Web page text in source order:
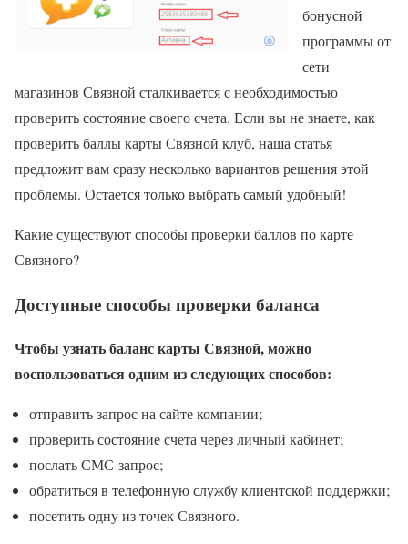
бонусной
программы от
сети
магазинов Связной сталкивается с необходимостью
проверить состояние своего счета. Если вы не знаете, как
проверить баллы карты Связной клуб, наша статья
предложит вам сразу несколько вариантов решения этой
проблемы. Остается только выбрать самый удобный!
Какие существуют способы проверки баллов по карте
Связного?
Доступные способы проверки баланса
Чтобы узнать баланс карты Связной, можно
воспользоваться одним из следующих способов:
отправить запрос на сайте компании;
проверить состояние счета через личный кабинет;
послать СМС-запрос;
обратиться в телефонную службу клиентской поддержки;
посетить одну из точек Связного.